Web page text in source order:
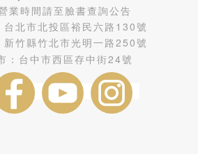
業時間請至臉書查詢公告
台北市北投區裕民六路130號
新竹縣竹北市光明一路250號
： 台中市西區存中街24號